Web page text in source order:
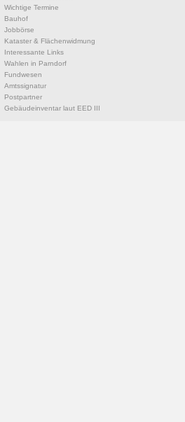
Wichtige Termine
Bauhof
Jobbörse
Kataster & Flächenwidmung
Interessante Links
Wahlen in Parndorf
Fundwesen
Amtssignatur
Postpartner
Gebäudeinventar laut EED III